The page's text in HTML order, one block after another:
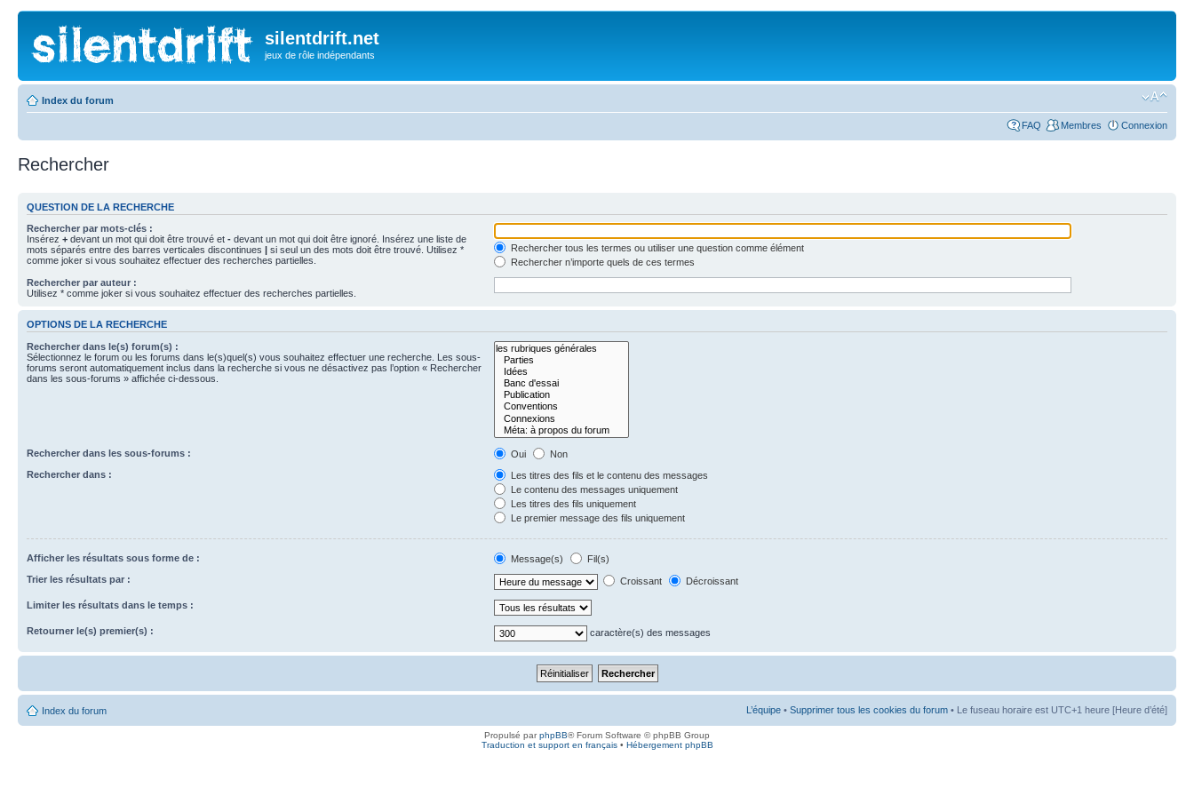
silentdrift.net
jeux de rôle indépendants
Index du forum
FAQ Membres Connexion
Rechercher
QUESTION DE LA RECHERCHE
Rechercher par mots-clés :
Insérez + devant un mot qui doit être trouvé et - devant un mot qui doit être ignoré. Insérez une liste de
mots séparés entre des barres verticales discontinues | si seul un des mots doit être trouvé. Utilisez *
comme joker si vous souhaitez effectuer des recherches partielles.
Rechercher tous les termes ou utiliser une question comme élément
Rechercher n’importe quels de ces termes
Rechercher par auteur :
Utilisez * comme joker si vous souhaitez effectuer des recherches partielles.
OPTIONS DE LA RECHERCHE
Rechercher dans le(s) forum(s) :
Sélectionnez le forum ou les forums dans le(s)quel(s) vous souhaitez effectuer une recherche. Les sous-
forums seront automatiquement inclus dans la recherche si vous ne désactivez pas l’option « Rechercher
dans les sous-forums » affichée ci-dessous.
Rechercher dans les sous-forums : Oui
Non
Rechercher dans :
Les titres des fils et le contenu des messages
Le contenu des messages uniquement
Les titres des fils uniquement
Le premier message des fils uniquement
Afficher les résultats sous forme de : Message(s)
Fil(s)
Trier les résultats par :
Croissant Décroissant
Limiter les résultats dans le temps :
Retourner le(s) premier(s) : caractère(s) des messages
Index du forum L’équipe • Supprimer tous les cookies du forum • Le fuseau horaire est UTC+1 heure [Heure d’été]
Propulsé parphpBB® Forum Software © phpBB Group
Traduction et support en français• Hébergement phpBB